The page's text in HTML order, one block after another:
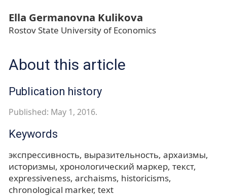
Ella Germanovna Kulikova
Rostov State University of Economics
About this article
Publication history
Published: May 1, 2016.
Keywords
экспрессивность выразительность архаизмы
историзмы хронологический маркер текст
expressiveness archaisms historicisms
chronological marker text